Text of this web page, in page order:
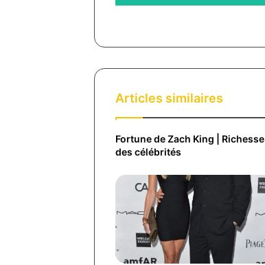
Articles similaires
Fortune de Zach King | Richesse
des célébrités